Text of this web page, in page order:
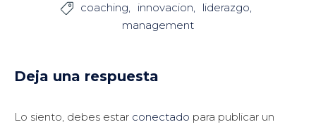
 coaching innovacion
liderazgo
management
Deja una respuesta
Lo siento, debes estar conectado para publicar un